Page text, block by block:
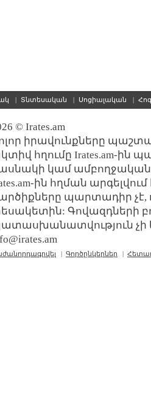
| Տնտեսական | Սոցիալական |
© Irates.am
իրավունքները
հղումը Irates.am-ին
կամ ամբողջական
ին հղման
պարտադիր չէ,
Գովազդների
չի
| Գործընկերներ |